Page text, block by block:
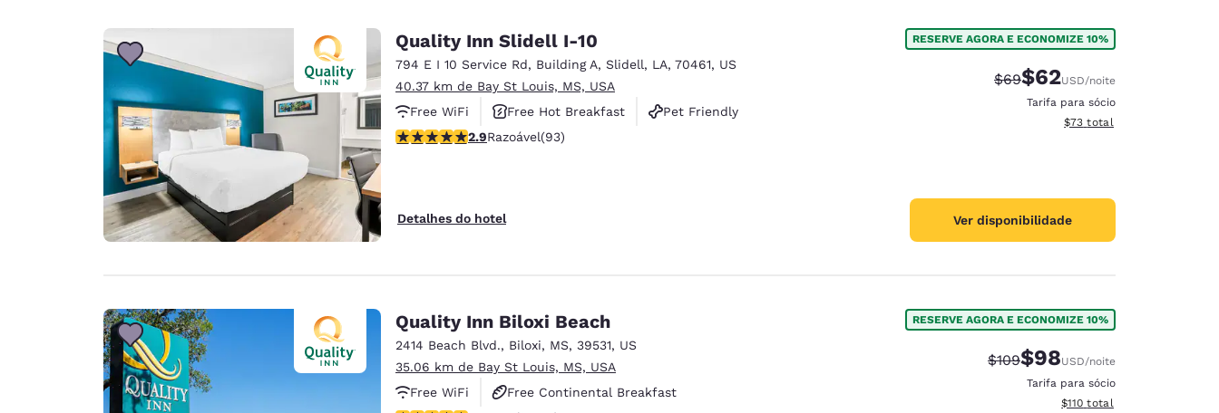
Quality Inn Slidell I-10
794 E I 10 Service Rd, Building A, Slidell, LA, 70461, US
40.37 km de Bay St Louis, MS, USA
Free WiFi
Free Hot Breakfast
Pet Friendly
classificação 2.91 estrelas. Razoável. 93 avaliações
2.9Razoável(93)
Detalhes do hotel
RESERVE AGORA E ECONOMIZE 10%
Tarifa anterior “tachada”:
$69Tarifa com desconto:
$62USD/noite
Tarifa para sócio
Exibir detalhes do total
$73 total
Ver disponibilidade
Quality Inn Biloxi Beach
2414 Beach Blvd., Biloxi, MS, 39531, US
35.06 km de Bay St Louis, MS, USA
Free WiFi
Free Continental Breakfast
RESERVE AGORA E ECONOMIZE 10%
Tarifa anterior “tachada”:
$109Tarifa com desconto:
$98USD/noite
Tarifa para sócio
Exibir detalhes do total
$110 total